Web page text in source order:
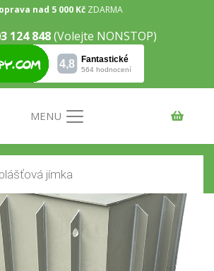
nad 5 000 Kč ZDARMA
124 848(Volejte NONSTOP)
MENU
– LTS1200
tuků/ Odlučovač tuků – LTS1200